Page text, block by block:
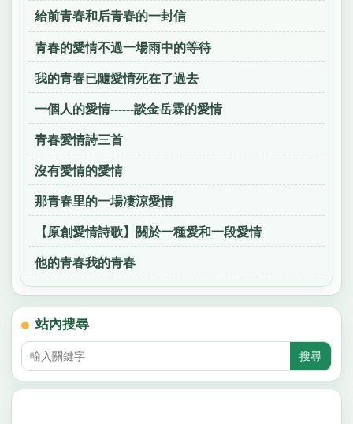
給前青春和后青春的一封信
青春的愛情不過一場雨中的等待
我的青春已隨愛情死在了過去
一個人的愛情------談金岳霖的愛情
青春愛情詩三首
沒有愛情的愛情
那青春里的一場凄涼愛情
【原創愛情詩歌】關於一種愛和一段愛情
他的青春我的青春
站內搜尋